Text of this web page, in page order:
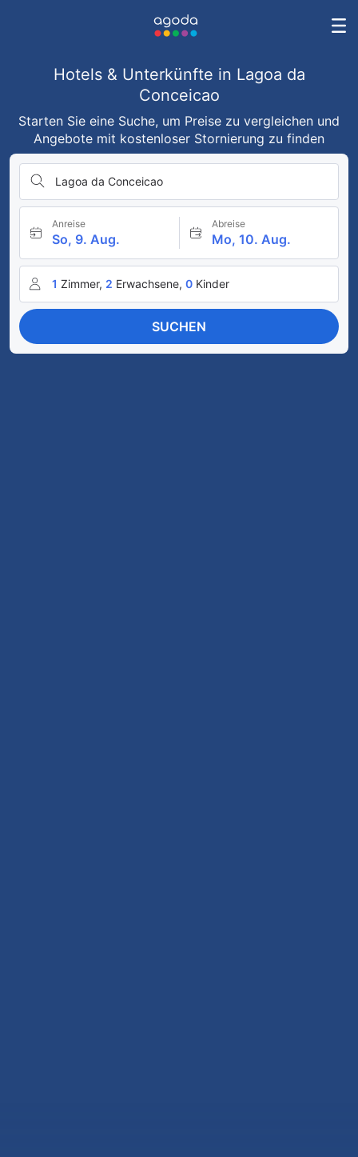
Hotels & Unterkünfte in Lagoa da
Conceicao
Starten Sie eine Suche, um Preise zu vergleichen und
Angebote mit kostenloser Stornierung zu finden
Lagoa da Conceicao
Anreise
So, 9. Aug.
Abreise
Mo, 10. Aug.
1 Zimmer, 2 Erwachsene, 0 Kinder
SUCHEN